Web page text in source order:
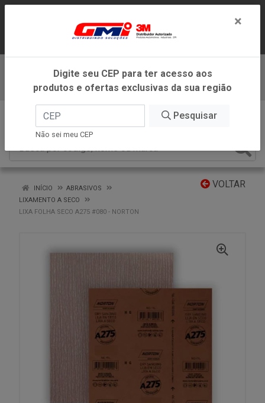
ATENDIMENTO DENTRO DO ESTADO DE
MINAS GERAIS.
Baixe já nosso APP
VOLTAR
INÍCIO
ABRASIVOS
LIXAMENTO A SECO
LIXA FOLHA SECO A275 #080 - NORTON
×
Digite seu CEP para ter acesso aos
produtos e ofertas exclusivas da sua região
Pesquisar
Não sei meu CEP